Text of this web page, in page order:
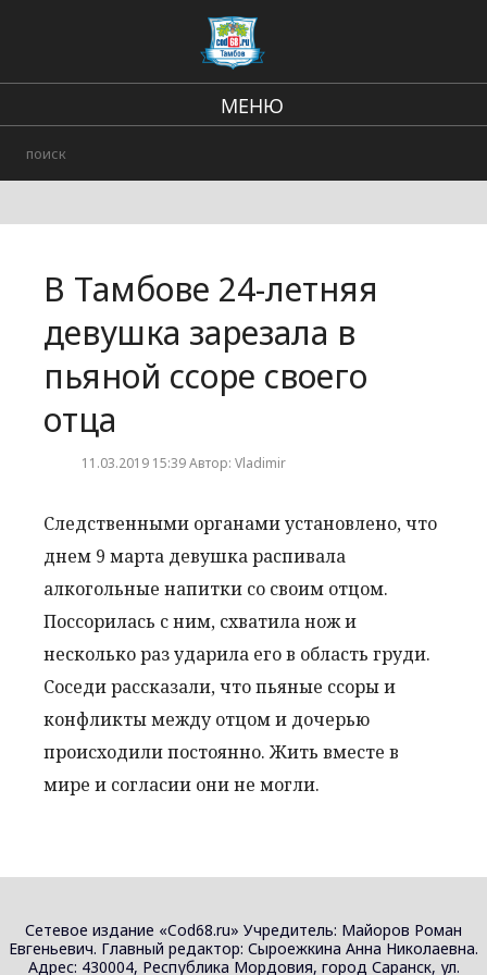
МЕНЮ
Городские события
В Тамбове 24-летняя
девушка зарезала в
пьяной ссоре своего
отца
11.03.2019 15:39 Автор: Vladimir
Следственными органами установлено, что
днем 9 марта девушка распивала
алкогольные напитки со своим отцом.
Поссорилась с ним, схватила нож и
несколько раз ударила его в область груди.
Соседи рассказали, что пьяные ссоры и
конфликты между отцом и дочерью
происходили постоянно. Жить вместе в
мире и согласии они не могли.
Сетевое издание «Cod68.ru» Учредитель: Майоров Роман
Евгеньевич. Главный редактор: Сыроежкина Анна Николаевна.
Адрес: 430004, Республика Мордовия, город Саранск, ул.